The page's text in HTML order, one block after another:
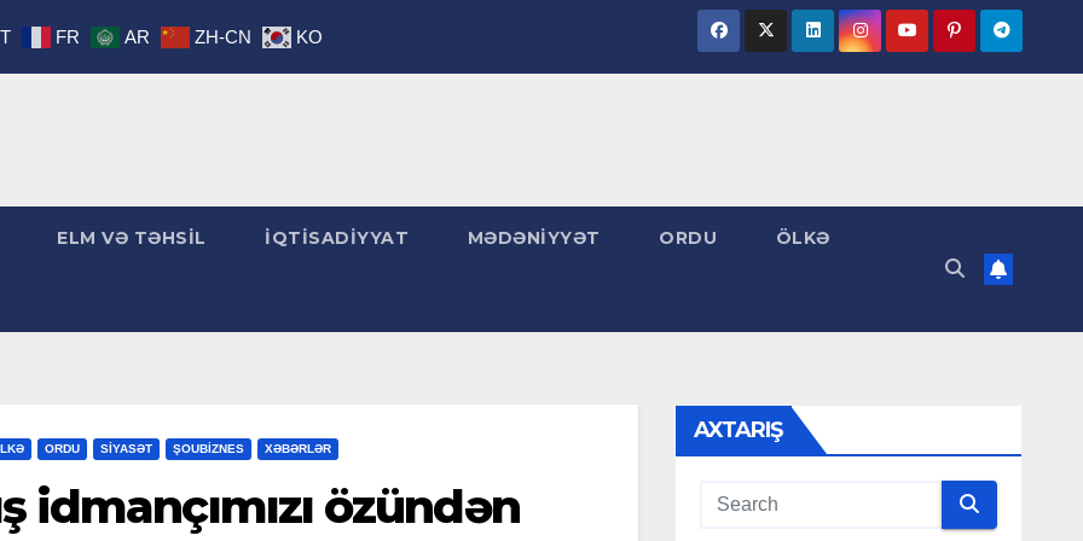
ELM VƏ TƏHSİL İQTİSADİYYAT MƏDƏNİYYƏT ORDU ÖLKƏ
ORDU SİYASƏT ŞOUBİZNES XƏBƏRLƏR
idmançımızı özündən
AXTARIŞ
FR AR ZH-CN KO